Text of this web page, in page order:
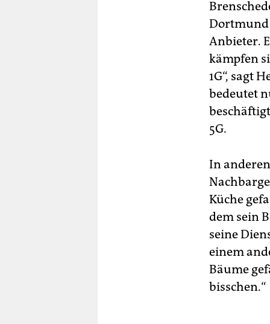
Dortmund
Anbieter.
kämpfen
1G“, sagt
bedeutet
5G.
In
Küche
dem sein
seine
einem
Bäume
bisschen.“